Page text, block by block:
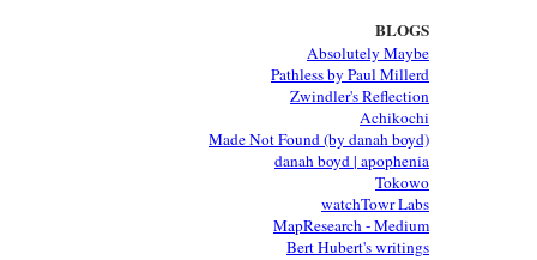
BLOGS
Absolutely Maybe
Pathless by Paul Millerd
Zwindler's Reflection
Achikochi
Made Not Found (by danah boyd)
danah boyd | apophenia
Tokowo
watchTowr Labs
MapResearch - Medium
Bert Hubert's writings